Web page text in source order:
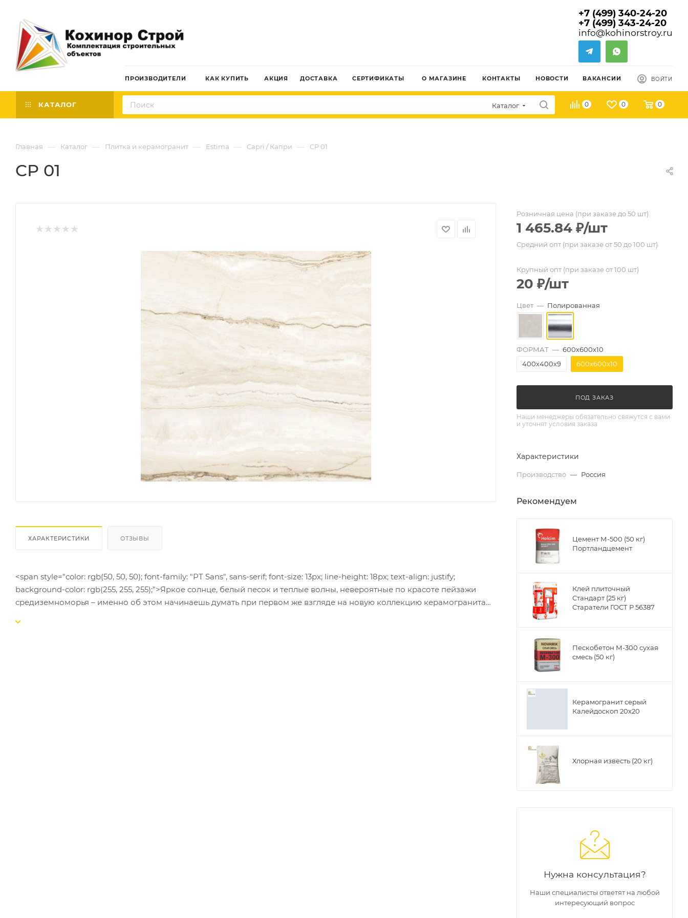
+7 (499) 340-24-20
+7 (499) 343-24-20
info@kohinorstroy.ru
ПРОИЗВОДИТЕЛИ КАК КУПИТЬ АКЦИЯ ДОСТАВКА СЕРТИФИКАТЫ О МАГАЗИНЕ КОНТАКТЫ НОВОСТИ ВАКАНСИИ ВОЙТИ
КАТАЛОГ Каталог 0 0 0
Главная — Каталог — Плитка и керамогранит — Estima — Capri / Капри — CP 01
CP 01
ХАРАКТЕРИСТИКИ ОТЗЫВЫ
<span style="color: rgb(50, 50, 50); font-family: "PT Sans", sans-serif; font-size: 13px; line-height: 18px; text-align: justify;
background-color: rgb(255, 255, 255);">Яркое солнце, белый песок и теплые волны, невероятные по красоте пейзажи
средиземноморья – именно об этом начинаешь думать при первом же взгляде на новую коллекцию керамогранита
Розничная цена (при заказе до 50 шт)
1 465.84 ₽/шт
Средний опт (при заказе от 50 до 100 шт)
Крупный опт (при заказе от 100 шт)
20 ₽/шт
Цвет — Полированная
ФОРМАТ — 600х600х10
400х400х9
600х600х10
ПОД ЗАКАЗ
Наши менеджеры обязательно свяжутся с вами
и уточнят условия заказа
Характеристики
Производство — Россия
Рекомендуем
Цемент М-500 (50 кг)
Портландцемент
Клей плиточный
Стандарт (25 кг)
Старатели ГОСТ Р 56387
Пескобетон М-300 сухая
смесь (50 кг)
Керамогранит серый
Калейдоскоп 20х20
Хлорная известь (20 кг)
Нужна консультация?
Наши специалисты ответят на любой
интересующий вопрос